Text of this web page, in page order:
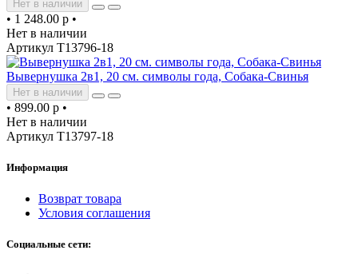
Нет в наличии
• 1 248.00 р •
Нет в наличии
Артикул Т13796-18
Вывернушка 2в1, 20 см. символы года, Собака-Свинья
Нет в наличии
• 899.00 р •
Нет в наличии
Артикул Т13797-18
Информация
Возврат товара
Условия соглашения
Социальные сети: